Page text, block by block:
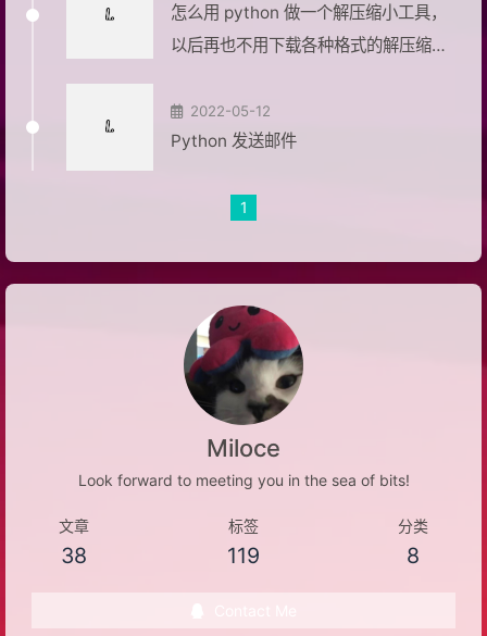
怎么用 python 做一个解压缩小工具，
以后再也不用下载各种格式的解压缩软
2022-05-12
Python 发送邮件
1
Miloce
Look forward to meeting you in the sea of bits!
文章
38
标签
119
分类
8